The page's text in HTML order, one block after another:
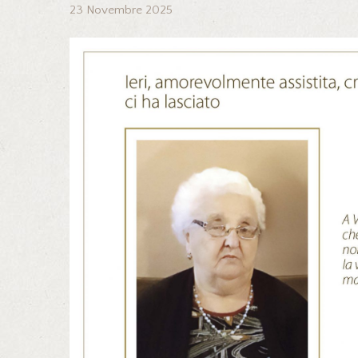
23 Novembre 2025